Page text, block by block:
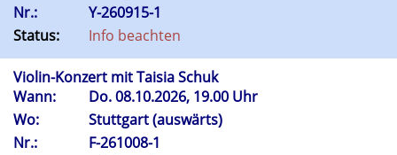
Nr.:
Y-260915-1
Status:
Info beachten
Violin-Konzert mit Taisia Schuk
Wann:
Do.08.10.2026, 19.00 Uhr
Wo:
Stuttgart (auswärts)
Nr.:
F-261008-1